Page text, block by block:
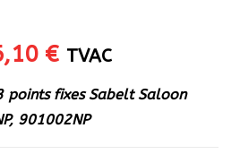
:
€Le
actuel
est :
TVAC
points fixes Sabelt Saloon
901002NP